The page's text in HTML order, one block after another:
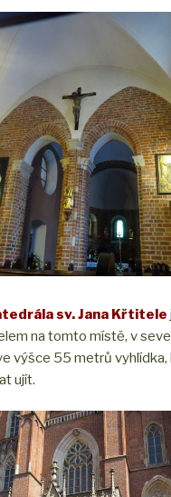
sv. Jana Křtitele
na tomto místě, v
výšce 55 metrů vyhlídka,
ujít.